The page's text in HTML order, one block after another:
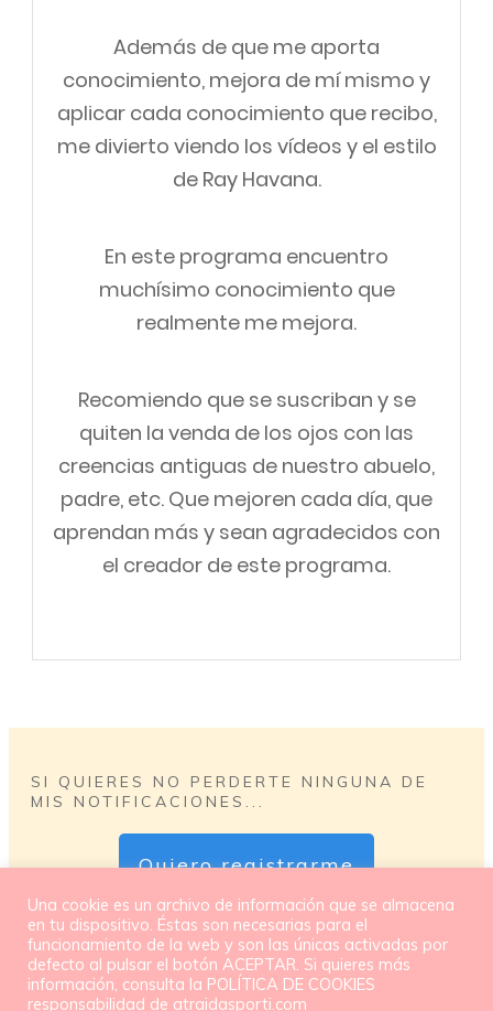
Además de que me aporta
conocimiento, mejora de mí mismo y
aplicar cada conocimiento que recibo,
me divierto viendo los vídeos y el estilo
de Ray Havana.
En este programa encuentro
muchísimo conocimiento que
realmente me mejora.
Recomiendo que se suscriban y se
quiten la venda de los ojos con las
creencias antiguas de nuestro abuelo,
padre, etc. Que mejoren cada día, que
aprendan más y sean agradecidos con
el creador de este programa.
SI QUIERES NO PERDERTE NINGUNA DE
MIS NOTIFICACIONES...
Quiero registrarme
Una cookie es un archivo de información que se almacena
en tu dispositivo. Éstas son necesarias para el
funcionamiento de la web y son las únicas activadas por
defecto al pulsar el botón ACEPTAR. Si quieres más
información, consulta la POLÍTICA DE COOKIES
responsabilidad de atraidasporti.com